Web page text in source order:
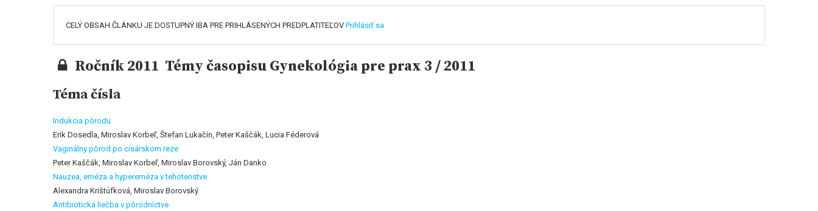
CELÝ OBSAH ČLÁNKU JE DOSTUPNÝ IBA PRE PRIHLÁSENÝCH PREDPLATITEĽOV Prihlásiť sa
Ročník 2011 Témy časopisu Gynekológia pre prax 3 / 2011
Téma čísla
Indukcia pôrodu
Erik Dosedla, Miroslav Korbeľ, Štefan Lukačín, Peter Kaščák, Lucia Féderová
Vaginálny pôrod po cisárskom reze
Peter Kaščák, Miroslav Korbeľ, Miroslav Borovský, Ján Danko
Nauzea, eméza a hypereméza v tehotenstve
Alexandra Krištúfková, Miroslav Borovský
Antibiotická liečba v pôrodníctve